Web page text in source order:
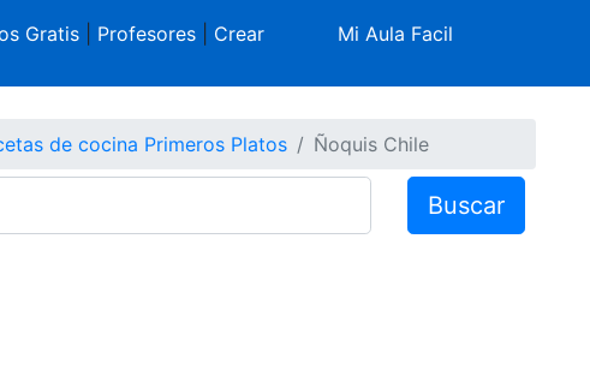
Gratis| Profesores| Crear
Mi Aula Facil
de cocina Primeros Platos Ñoquis Chile
Buscar